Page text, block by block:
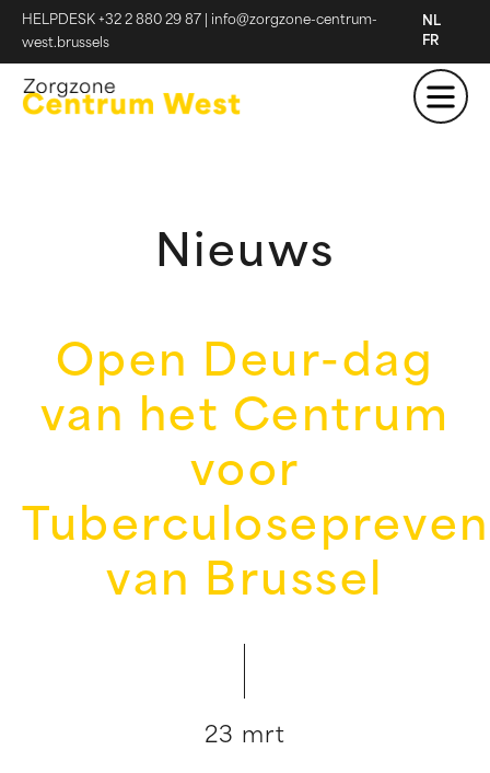
HELPDESK +32 2 880 29 87
info@zorgzone-centrum-
west.brussels
NL
FR
Nieuws
Open Deur-dag
van het Centrum
voor
van Brussel
23 mrt